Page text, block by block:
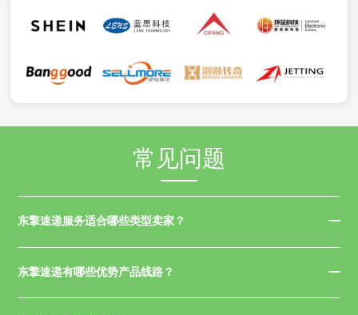
常见问题
东擎速递服务适合哪些类型卖家？
东擎速递有哪些优势产品线路？